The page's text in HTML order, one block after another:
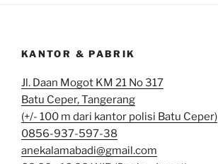
KANTOR & PABRIK
Jl. Daan Mogot KM 21 No 317
Batu Ceper, Tangerang
(+/- 100 m dari kantor polisi Batu Ceper)
0856-937-597-38
anekalamabadi@gmail.com